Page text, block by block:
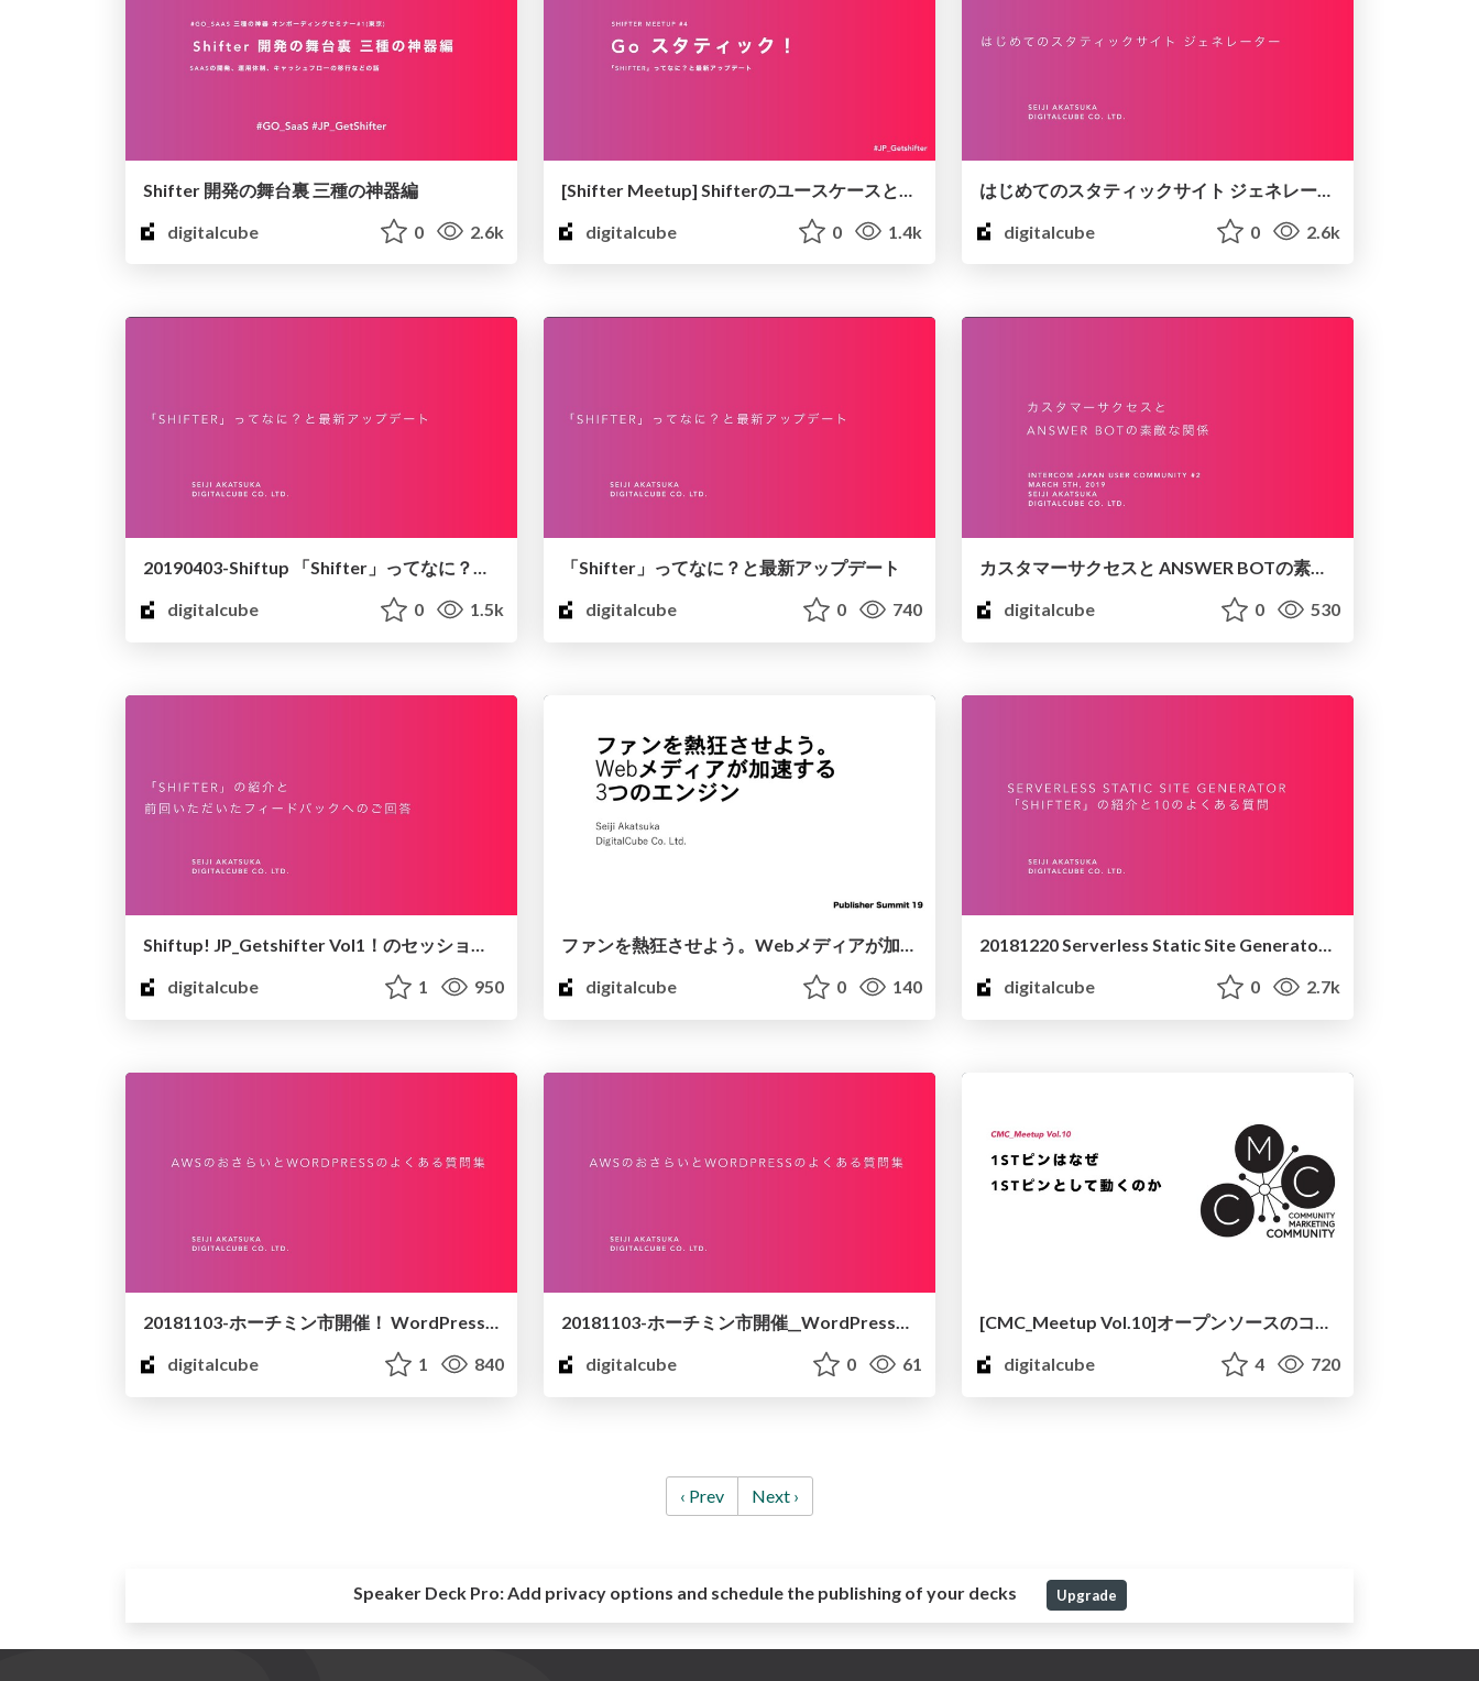
Shifter 開発の舞台裏 三種の神器編
digitalcube
0 2.6k
digitalcube
0 1.4k
digitalcube
0 2.6k
digitalcube
0 1.5k
「Shifter」ってなに？と最新アップデート
digitalcube
0 740
digitalcube
0 530
Shiftup! JP_Getshifter Vol1！のセッション資料
digitalcube
1 950
ファンを熱狂させよう。Webメディアが加速する3つのエンジン
digitalcube
0 140
20181220 Serverless Static Site Generator Shifter の紹介と10のよくある質問
digitalcube
0 2.7k
20181103-ホーチミン市開催！ WordPressの運用やサーバーメンテナンスに興味ある人集まれ〜
digitalcube
1 840
20181103-ホーチミン市開催__WordPressの運用やサーバーメンテナンスに興味ある人集まれ_.pdf
digitalcube
0 61
[CMC_Meetup Vol.10]オープンソースのコミュニティを手伝っていたら1stピンになっていた話、そしてその実際
digitalcube
4 720
‹ Prev Next ›
Speaker Deck Pro:Add privacy options and schedule the publishing of your decks Upgrade